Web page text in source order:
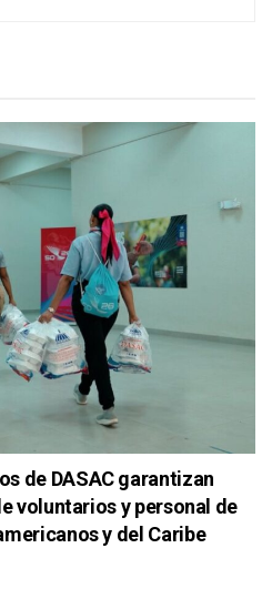
de DASAC garantizan
voluntarios y personal de
y del Caribe